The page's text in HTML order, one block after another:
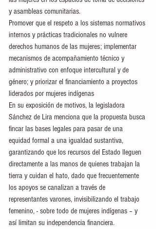
y asambleas comunitarias.
Promover que el respeto a los sistemas normativos
internos y prácticas tradicionales no vulnere
derechos humanos de las mujeres; implementar
mecanismos de acompañamiento técnico y
administrativo con enfoque intercultural y de
género; y priorizar el financiamiento a proyectos
liderados por mujeres indígenas
En su exposición de motivos, la legisladora
Sánchez de Lira menciona que la propuesta busca
fincar las bases legales para pasar de una
equidad formal a una igualdad sustantiva,
garantizando que los recursos del Estado lleguen
directamente a las manos de quienes trabajan la
tierra y cuidan el hato, dado que frecuentemente
los apoyos se canalizan a través de
representantes varones, invisibilizando el trabajo
femenino, - sobre todo de mujeres indígenas – y
así limitan su independencia financiera.